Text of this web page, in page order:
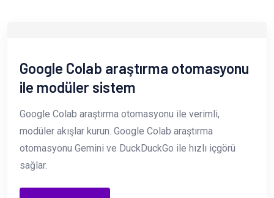
Google Colab araştırma otomasyonu
ile modüler sistem
Google Colab araştırma otomasyonu ile verimli,
modüler akışlar kurun. Google Colab araştırma
otomasyonu Gemini ve DuckDuckGo ile hızlı içgörü
sağlar.